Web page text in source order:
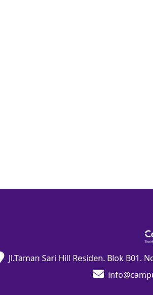
Jl.Taman Sari Hill Residen. Blok B01.